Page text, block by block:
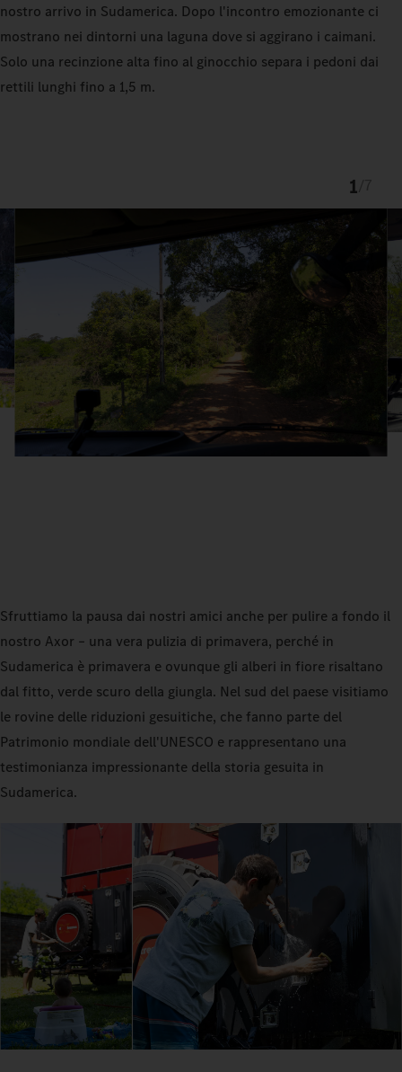
nostro arrivo in Sudamerica. Dopo l'incontro emozionante ci
mostrano nei dintorni una laguna dove si aggirano i caimani.
Solo una recinzione alta fino al ginocchio separa i pedoni dai
rettili lunghi fino a 1,5 m.
1
Sfruttiamo la pausa dai nostri amici anche per pulire a fondo il
nostro Axor – una vera pulizia di primavera, perché in
Sudamerica è primavera e ovunque gli alberi in fiore risaltano
dal fitto, verde scuro della giungla. Nel sud del paese visitiamo
le rovine delle riduzioni gesuitiche, che fanno parte del
Patrimonio mondiale dell'UNESCO e rappresentano una
testimonianza impressionante della storia gesuita in
Sudamerica.